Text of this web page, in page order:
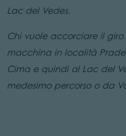
Lac del Vedes.
Chi vuole accorciare il
macchina in località
Cima e quindi al Lac del
medesimo percorso o da